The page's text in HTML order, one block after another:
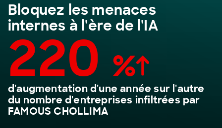
Bloquez les menaces
internes à l'ère de l'IA
220 %
d'augmentation d'une année sur l'autre
du nombre d'entreprises infiltrées par
FAMOUS CHOLLIMA